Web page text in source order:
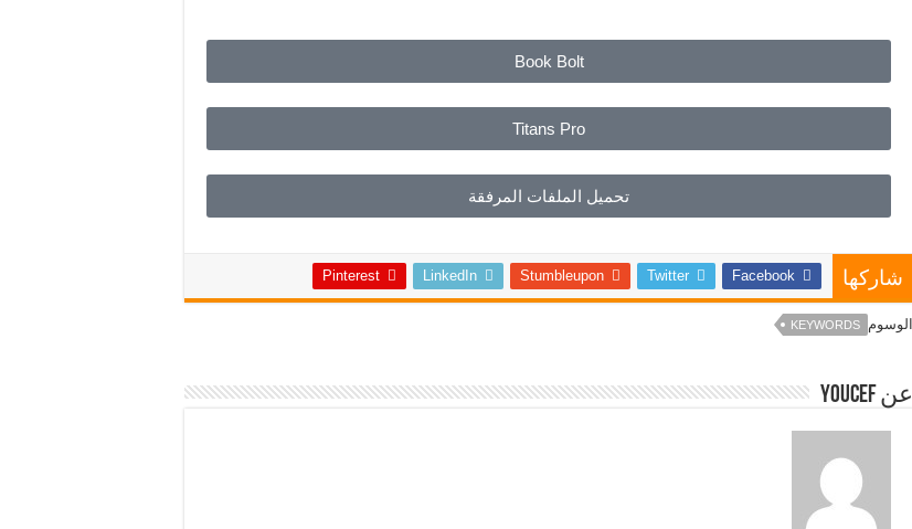
Book Bolt
Titans Pro
تحميل الملفات المرفقة
شاركها Facebook
Twitter
Stumbleupon
LinkedIn
Pinterest
الوسوم KEYWORDS
عن Youcef